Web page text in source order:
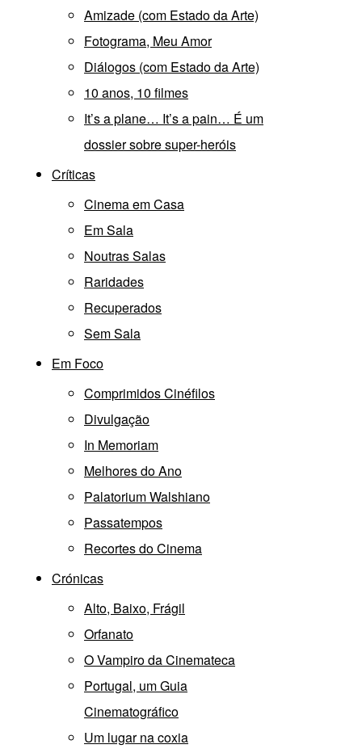
Amizade (com Estado da Arte)
Fotograma, Meu Amor
Diálogos (com Estado da Arte)
10 anos, 10 filmes
It’s a plane… It’s a pain… É um
dossier sobre super-heróis
Críticas
Cinema em Casa
Em Sala
Noutras Salas
Raridades
Recuperados
Sem Sala
Em Foco
Comprimidos Cinéfilos
Divulgação
In Memoriam
Melhores do Ano
Palatorium Walshiano
Passatempos
Recortes do Cinema
Crónicas
Alto, Baixo, Frágil
Orfanato
O Vampiro da Cinemateca
Portugal, um Guia
Cinematográfico
Um lugar na coxia